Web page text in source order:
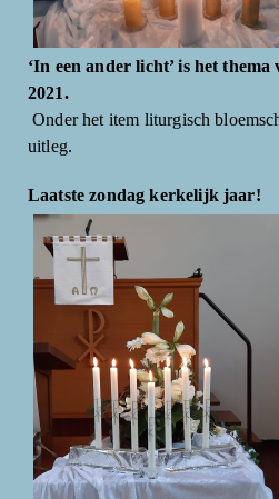
‘In een ander licht’ is het
2021.
Onder het item liturgisch
uitleg.
Laatste zondag kerkelijk jaar!